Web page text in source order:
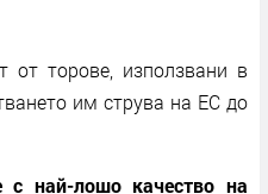
от торове, използвани в
им струва на ЕС до
с най-лошо качество на